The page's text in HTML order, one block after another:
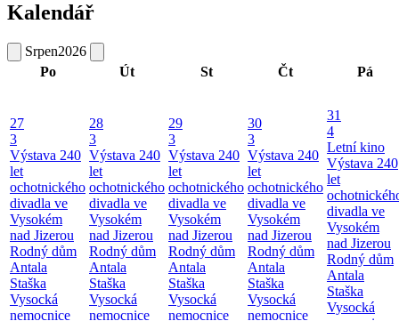
Kalendář
Srpen2026
Po
Út St Čt Pá
27
3
Výstava 240
let
ochotnického
divadla ve
Vysokém
nad Jizerou
Rodný dům
Antala
Staška
Vysocká
nemocnice
28
3
Výstava 240
let
ochotnického
divadla ve
Vysokém
nad Jizerou
Rodný dům
Antala
Staška
Vysocká
nemocnice
29
3
Výstava 240
let
ochotnického
divadla ve
Vysokém
nad Jizerou
Rodný dům
Antala
Staška
Vysocká
nemocnice
30
3
Výstava 240
let
ochotnického
divadla ve
Vysokém
nad Jizerou
Rodný dům
Antala
Staška
Vysocká
nemocnice
31
4
Letní kino
Výstava 240
let
divadla ve
Vysokém
nad Jizerou
Rodný dům
Antala
Staška
Vysocká